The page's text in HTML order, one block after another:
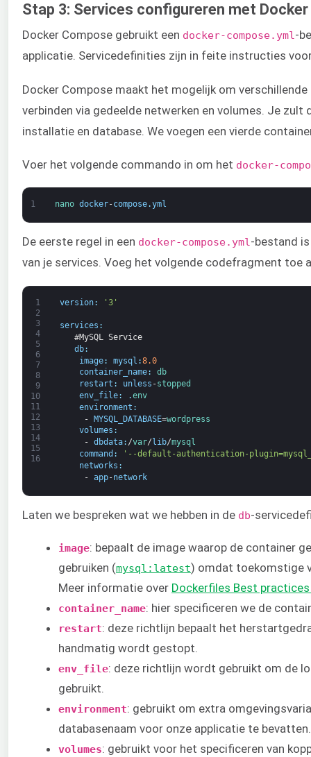
Stap 3: Services configureren met
Docker Compose gebruikt een docker-compose.yml -
applicatie. Servicedefinities zijn in feite instructies
Docker Compose maakt het mogelijk om
verbinden via gedeelde netwerken en volumes. Je
installatie en database. We voegen een vierde
Voer het volgende commando in om het docker-
1 nano docker-compose.yml
De eerste regel in een docker-compose.yml -bestand
van je services. Voeg het volgende codefragment toe
1
2
3
4
5
6
7
8
9
10
11
12
13
14
15
16
version: '3'
services :
#MySQL Service
db:
image: mysql :8.0
container_name:
db
restart : unless -stopped
env_file: .env
environment :
- MYSQL_DATABASE=wordpress
volumes :
- dbdata: /var/ lib/mysql
command :
'--default-authentication-
networks :
- app-network
Laten we bespreken wat we hebben in de db-
image: bepaalt de image waarop de container
gebruiken (mysql:latest) omdat toekomstige
Meer informatie over Dockerfiles Best
container_name: hier specificeren we de
restart: deze richtlijn bepaalt het
handmatig wordt gestopt.
env_file: deze richtlijn wordt gebruikt om de
gebruikt.
environment: gebruikt om extra
databasenaam voor onze applicatie te
volumes: gebruikt voor het specificeren van